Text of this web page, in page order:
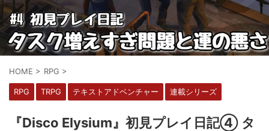
HOME > RPG >
RPG TRPG テキストアドベンチャー 連載シリーズ
『Disco Elysium』初見プレイ日記④ タ